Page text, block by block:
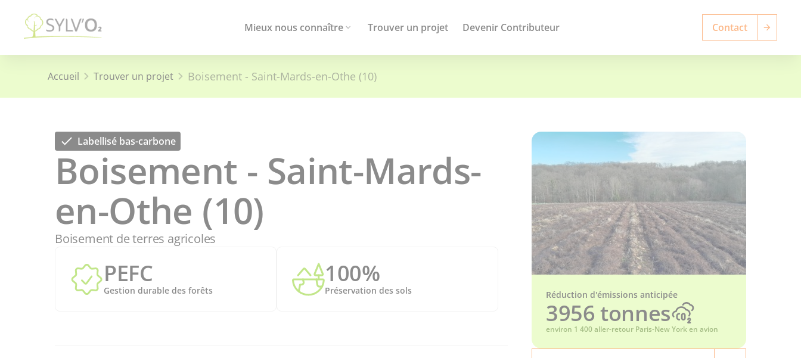
Mieux nous connaître Trouver un projet Devenir Contributeur Contact
Accueil Trouver un projet Boisement - Saint-Mards-en-Othe (10)
Labellisé bas-carbone
Boisement - Saint-Mards-
en-Othe (10)
Boisement de terres agricoles
PEFC
Gestion durable des forêts
100%
Préservation des sols Réduction d'émissions anticipée
3956 tonnes
environ 1 400 aller-retour Paris-New York en avion